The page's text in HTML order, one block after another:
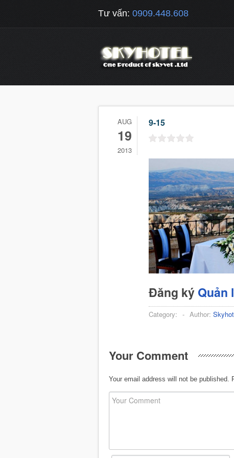
Tư vấn: 0909.448.608
AUG
19
2013
9-15
Đăng ký Quản
Category: - Author:
Your Comment
Your email address will not be published.